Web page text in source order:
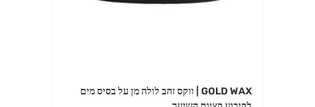
GOLD WAX | ווקס זהב לולה מן על בסיס מים